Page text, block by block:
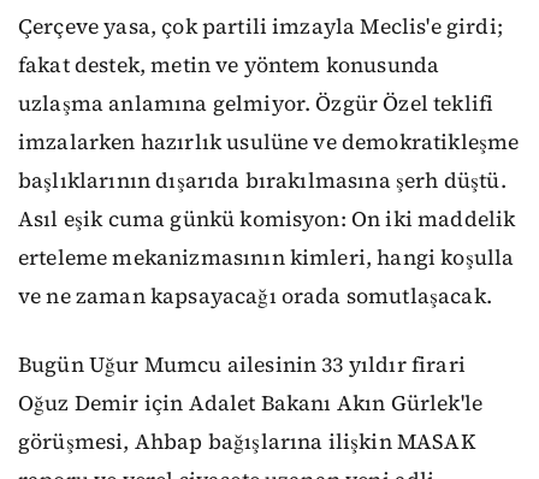
Çerçeve yasa, çok partili imzayla Meclis'e girdi;
fakat destek, metin ve yöntem konusunda
uzlaşma anlamına gelmiyor. Özgür Özel teklifi
imzalarken hazırlık usulüne ve demokratikleşme
başlıklarının dışarıda bırakılmasına şerh düştü.
Asıl eşik cuma günkü komisyon: On iki maddelik
erteleme mekanizmasının kimleri, hangi koşulla
ve ne zaman kapsayacağı orada somutlaşacak.
Bugün Uğur Mumcu ailesinin 33 yıldır firari
Oğuz Demir için Adalet Bakanı Akın Gürlek'le
görüşmesi, Ahbap bağışlarına ilişkin MASAK